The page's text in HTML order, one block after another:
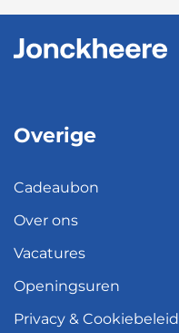
Overige
Cadeaubon
Over ons
Vacatures
Openingsuren
Privacy & Cookiebeleid